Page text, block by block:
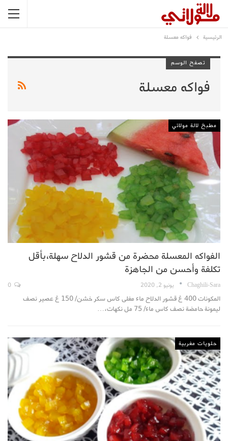
الرئيسية فواكه معسلة
تصفح الوسم
فواكه معسلة
مطبخ لالة مولاتي
الفواكه المعسلة محضرة من قشور الدلاح سهلة،بأقل
تكلفة وأحسن من الجاهزة
Chaghili-Sara يونيو 2, 2020
المكونات 400 غ قشور الدلاح ماء مغلى كاس سكر خشن/ 150 غ عصير نصف
ليمونة حامضة نصف كاس ماء/ 75 مل نكهات،…
حلويات مغربية